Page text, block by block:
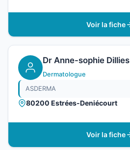
Voir la fiche
Dr Anne-sophie Dillies
Dermatologue
ASDERMA
80200 Estrées-Deniécourt
Voir la fiche